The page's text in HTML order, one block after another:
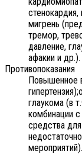
мигрень
тремор,
давление,
афакии и др.).
Противопоказания
Повышенное
глаукома (в
комбинации
средства
мероприятий).